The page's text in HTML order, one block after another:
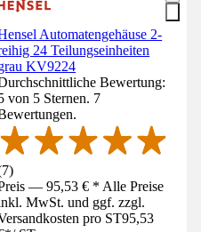
Automatengehäuse 2-
24 Teilungseinheiten
KV9224
Bewertung:
von 5 Sternen. 7
7)
— 95,53 € * Alle Preise
MwSt. und ggf. zzgl.
pro ST95,53